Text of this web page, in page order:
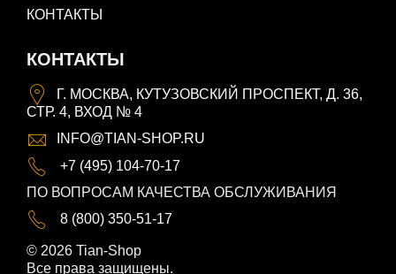
КОНТАКТЫ
КОНТАКТЫ
Г. МОСКВА, КУТУЗОВСКИЙ ПРОСПЕКТ, Д. 36,
СТР. 4, ВХОД № 4
INFO@TIAN-SHOP.RU
+7 (495) 104-70-17
ПО ВОПРОСАМ КАЧЕСТВА ОБСЛУЖИВАНИЯ
8 (800) 350-51-17
© 2026 Tian-Shop
Все права защищены.